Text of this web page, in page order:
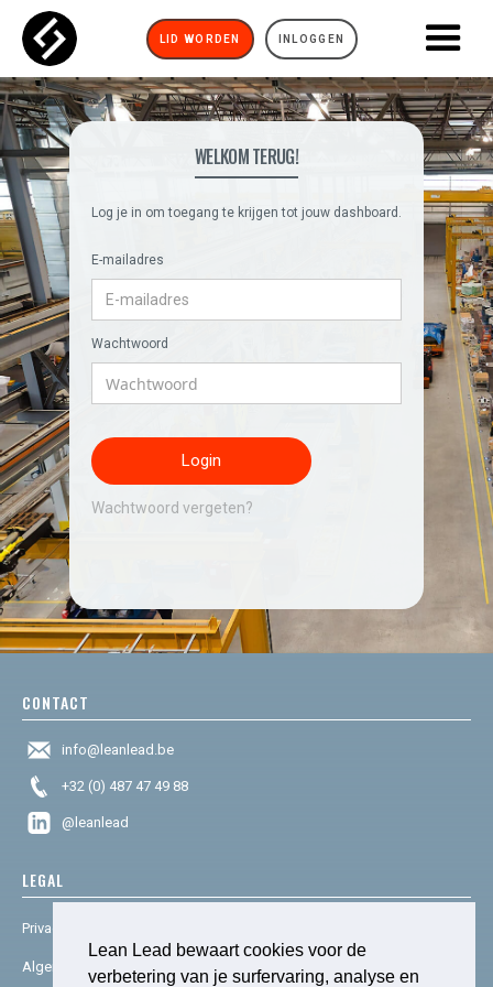
Lean Lead bewaart cookies voor de
verbetering van je surfervaring, analyse en
LID WORDEN INLOGGEN
WELKOM TERUG!
Log je in om toegang te krijgen tot jouw dashboard.
E-mailadres
Wachtwoord
Wachtwoord vergeten?
CONTACT
info@leanlead.be
+32 (0) 487 47 49 88
@leanlead
LEGAL
Privacy & cookies
Algemene voorwaarden